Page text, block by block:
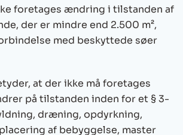
foretages ændring i tilstanden af
der er mindre end 2.500 m²,
med beskyttede søer
at der ikke må foretages
på tilstanden inden for et § 3-
dræning, opdyrkning,
af bebyggelse, master